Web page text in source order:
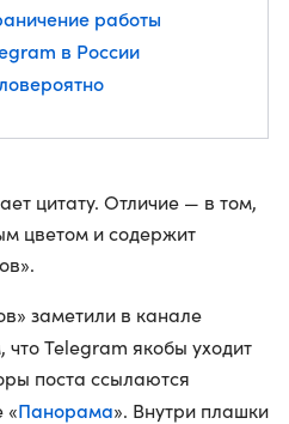
работы
в России
цитату. Отличие — в том,
цветом и содержит
заметили в канале
что Telegram якобы уходит
поста ссылаются
«Панорама». Внутри плашки